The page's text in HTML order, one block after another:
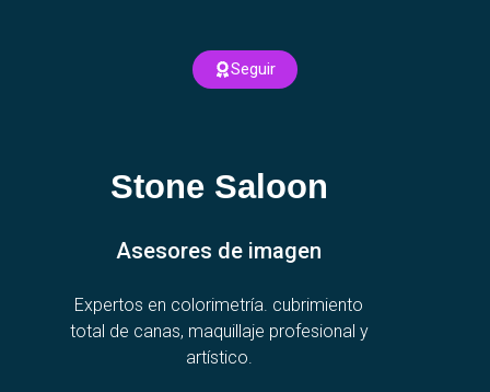
Seguir
Stone Saloon
Asesores de imagen
Expertos en colorimetría. cubrimiento
total de canas, maquillaje profesional y
artístico.